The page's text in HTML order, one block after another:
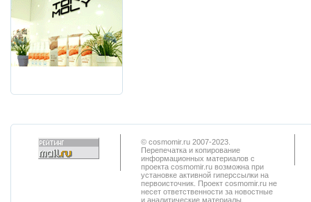
© cosmomir.ru 2007-2023.
Перепечатка и копирование
информационных материалов с
проекта cosmomir.ru возможна при
установке активной гиперссылки на
первоисточник. Проект cosmomir.ru не
несет ответственности за новостные
и аналитические материалы,